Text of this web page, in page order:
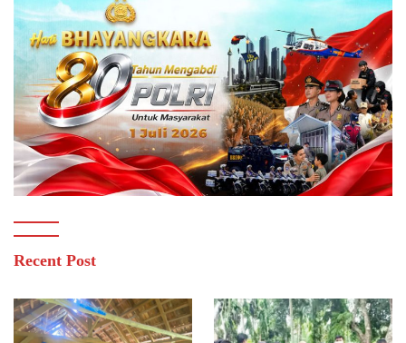
Recent Post